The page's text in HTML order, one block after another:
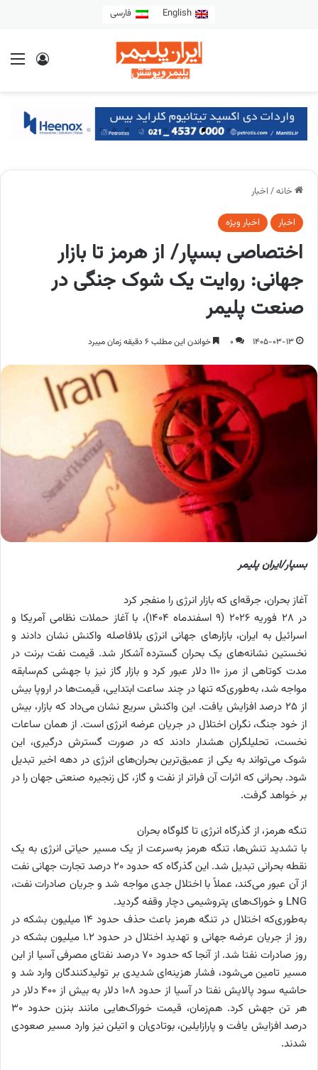
English فارسی
خانه/ اخبار
اخبار اخبار ویژه
اختصاصی بسپار/ از هرمز تا بازار
جهانی: روایت یک شوک جنگی در
صنعت پلیمر
1405-03-13
0 خواندن این مطلب 6 دقیقه زمان میبرد
بسپار/ایران پلیمر
آغاز بحران، جرقه‌ای که بازار انرژی را منفجر کرد
در ۲۸ فوریه ۲۰۲۶ (9 اسفندماه 1404)، با آغاز حملات نظامی آمریکا و
اسرائیل به ایران، بازارهای جهانی انرژی بلافاصله واکنش نشان دادند و
نخستین نشانه‌های یک بحران گسترده آشکار شد. قیمت نفت برنت در
مدت کوتاهی از مرز ۱۱۰ دلار عبور کرد و بازار گاز نیز با جهشی کم‌سابقه
مواجه شد، به‌طوری‌که تنها در چند ساعت ابتدایی، قیمت‌ها در اروپا بیش
از ۲۵ درصد افزایش یافت. این واکنش سریع نشان می‌داد که بازار، بیش
از خود جنگ، نگران اختلال در جریان عرضه انرژی است. از همان ساعات
نخست، تحلیلگران هشدار دادند که در صورت گسترش درگیری، این
شوک می‌تواند به یکی از عمیق‌ترین بحران‌های انرژی در دهه اخیر تبدیل
شود. بحرانی که اثرات آن فراتر از نفت و گاز، کل زنجیره صنعتی جهان را در
بر خواهد گرفت.
تنگه هرمز، از گذرگاه انرژی تا گلوگاه بحران
با تشدید تنش‌ها، تنگه هرمز به‌سرعت از یک مسیر حیاتی انرژی به یک
نقطه بحرانی تبدیل شد. این گذرگاه که حدود ۲۰ درصد تجارت جهانی نفت
از آن عبور می‌کند، عملاً با اختلال جدی مواجه شد و جریان صادرات نفت،
LNG و خوراک‌های پتروشیمی دچار وقفه گردید.
به‌طوری‌که اختلال در تنگه هرمز باعث حذف حدود ۱۴ میلیون بشکه در
روز از جریان عرضه جهانی و تهدید اختلال در حدود ۱.۲ میلیون بشکه در
روز صادرات نفتا شد. از آنجا که حدود ۷۰ درصد نفتای مصرفی آسیا از این
مسیر تامین می‌شود، فشار هزینه‌ای شدیدی بر تولیدکنندگان وارد شد و
حاشیه سود پالایش نفتا در آسیا از حدود ۱۰۸ دلار به بیش از ۴۰۰ دلار در
هر تن جهش کرد. هم‌زمان، قیمت خوراک‌هایی مانند بنزن حدود ۳۰
درصد افزایش یافت و پارازایلین، بوتادی‌ان و اتیلن نیز وارد مسیر صعودی
شدند.